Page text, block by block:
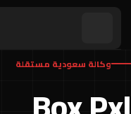
وكالة سعودية مستقلة